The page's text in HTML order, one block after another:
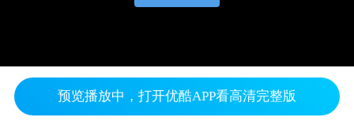
预览播放中，打开优酷APP看高清完整版